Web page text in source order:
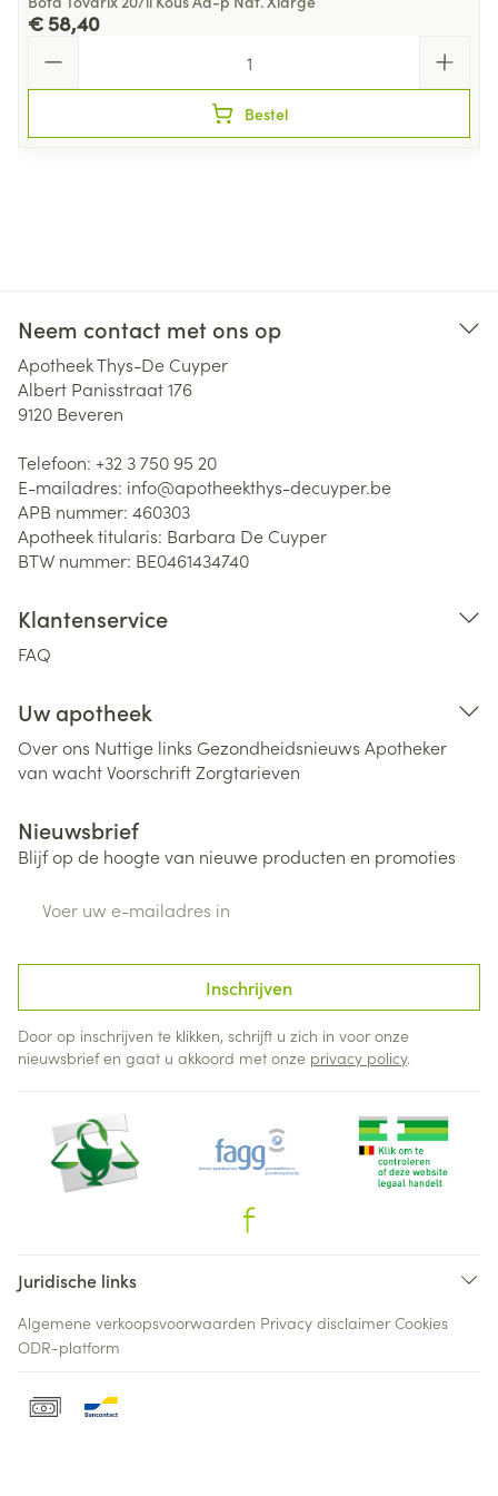
€ 58,40
Bestel
Neem contact met ons op
Apotheek Thys-De Cuyper
Albert Panisstraat 176
9120 Beveren
Telefoon: +32 3 750 95 20
E-mailadres: info@apotheekthys-decuyper.be
APB nummer: 460303
Apotheek titularis: Barbara De Cuyper
BTW nummer: BE0461434740
Klantenservice
FAQ
Uw apotheek
Over ons Nuttige links Gezondheidsnieuws Apotheker
van wachtVoorschriftZorgtarieven
Nieuwsbrief
Blijf op de hoogte van nieuwe producten en promoties
Inschrijven
Door op inschrijven te klikken, schrijft u zich in voor onze
nieuwsbrief en gaat u akkoord met onze privacy policy.
Juridische links
Algemene verkoopsvoorwaarden Privacy disclaimer Cookies
ODR-platform